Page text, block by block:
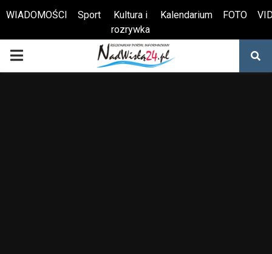
Otwórz pasek narzędzi
WIADOMOŚCI Sport
Kultura i
rozrywka
Kalendarium FOTO
PRIMARY